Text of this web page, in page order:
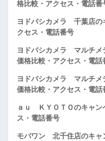
格比較・アクセス・電話番
ヨドバシカメラ 千葉店の
クセス・電話番号
ヨドバシカメラ マルチメ
価格比較・アクセス・電話
ヨドバシカメラ マルチメ
価格比較・アクセス・電話
ａｕ ＫＹＯＴＯのキャン
ス・電話番号
モバワン 北千住店のキャ